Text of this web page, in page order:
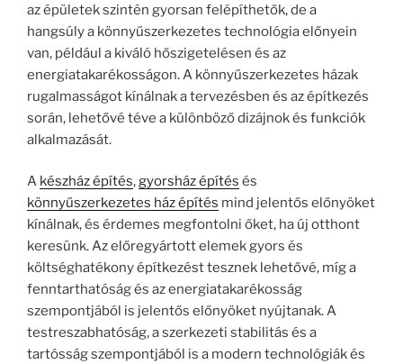
az épületek szintén gyorsan felépíthetők, de a
hangsúly a könnyűszerkezetes technológia előnyein
van, például a kiváló hőszigetelésen és az
energiatakarékosságon. A könnyűszerkezetes házak
rugalmasságot kínálnak a tervezésben és az építkezés
során, lehetővé téve a különböző dizájnok és funkciók
alkalmazását.
A készház építés,gyorsház építés és
könnyűszerkezetes ház építés mind jelentős előnyöket
kínálnak, és érdemes megfontolni őket, ha új otthont
keresünk. Az előregyártott elemek gyors és
költséghatékony építkezést tesznek lehetővé, míg a
fenntarthatóság és az energiatakarékosság
szempontjából is jelentős előnyöket nyújtanak. A
testreszabhatóság, a szerkezeti stabilitás és a
tartósság szempontjából is a modern technológiák és